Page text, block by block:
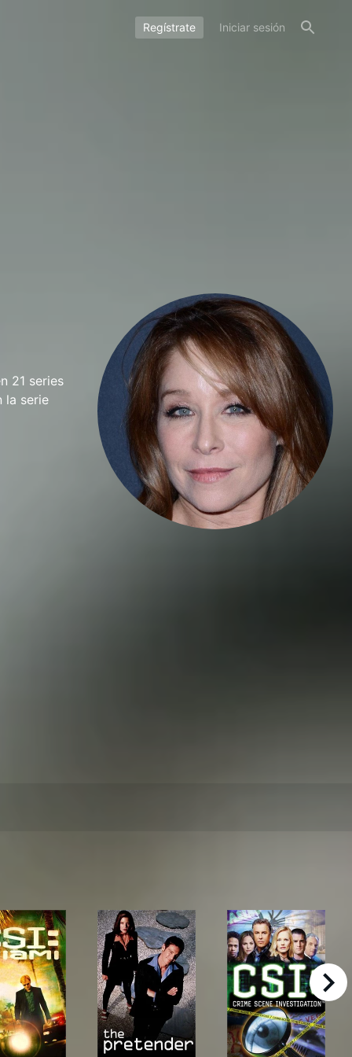
Regístrate Iniciar sesión
21 series
la serie
right